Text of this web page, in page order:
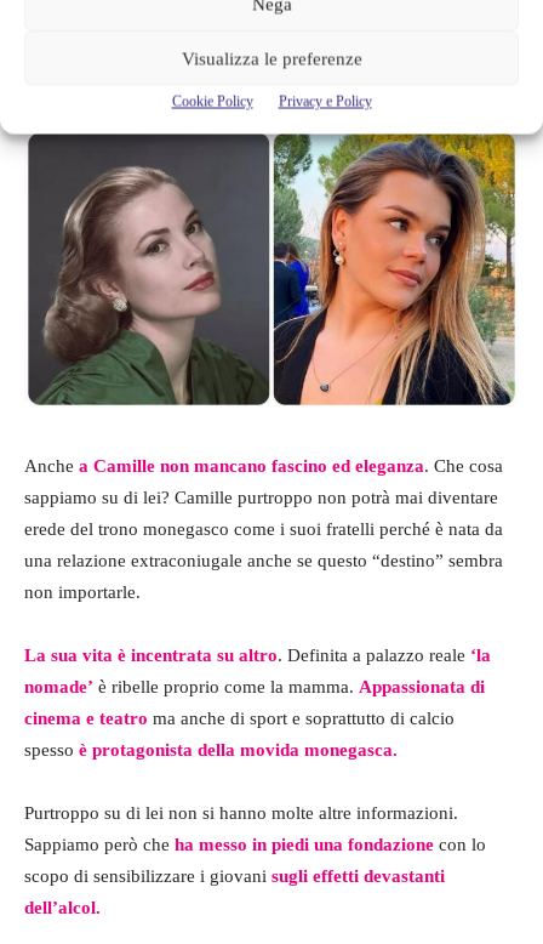
Visualizza le preferenze
Cookie Policy Privacy e Policy
cosa che la bellezza della giovane ragazza suscita in chi la
guarda. Molti l’hanno definita
l’erede della ex attrice
Anche a Camille non mancano fascino ed eleganza. Che cosa
sappiamo su di lei? Camille purtroppo non potrà mai diventare
erede del trono monegasco come i suoi fratelli perché è nata da
una relazione extraconiugale anche se questo “destino” sembra
non importarle.
La sua vita è incentrata su altro. Definita a palazzo reale ‘la
nomade’ è ribelle proprio come la mamma. Appassionata di
cinema e teatro ma anche di sport e soprattutto di calcio
spesso è protagonista della movida monegasca.
Purtroppo su di lei non si hanno molte altre informazioni.
Sappiamo però che ha messo in piedi una fondazione con lo
scopo di sensibilizzare i giovani sugli effetti devastanti
dell’alcol.